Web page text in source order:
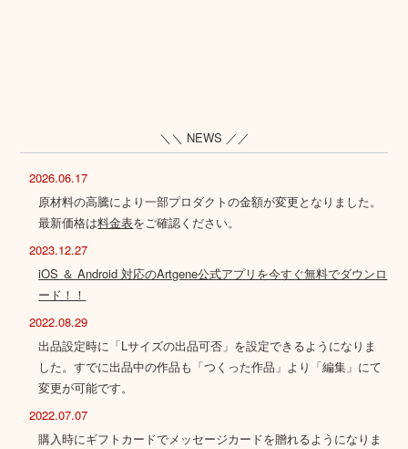
＼＼ NEWS ／／
2026.06.17
原材料の高騰により一部プロダクトの金額が変更となりました。
最新価格は料金表をご確認ください。
2023.12.27
iOS ＆ Android 対応のArtgene公式アプリを今すぐ無料でダウンロ
ード！！
2022.08.29
出品設定時に「Lサイズの出品可否」を設定できるようになりま
した。すでに出品中の作品も「つくった作品」より「編集」にて
変更が可能です。
2022.07.07
購入時にギフトカードでメッセージカードを贈れるようになりま